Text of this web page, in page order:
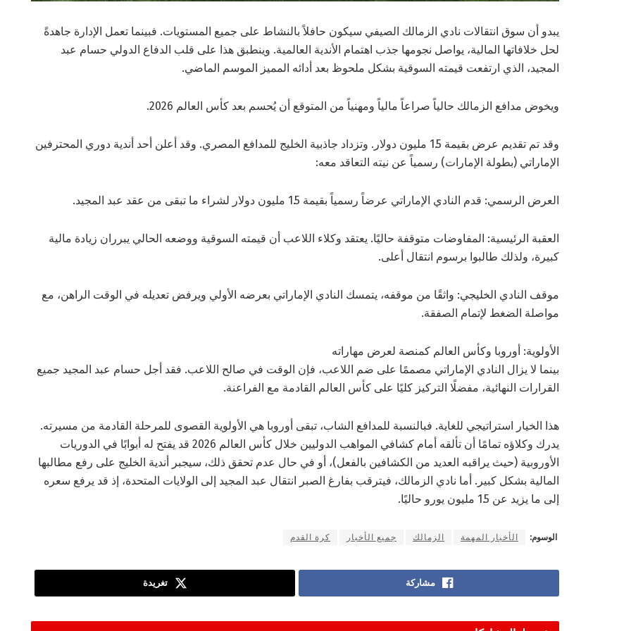
يبدو أن سوق انتقالات نادي الزمالك الصيفي سيكون حافلاً بالنشاط على جميع المستويات. فبينما تعمل الإدارة جاهدةً
لحل خلافاتها المالية، يواصل نجومها جذب اهتمام الأندية العالمية. وينطبق هذا على قلب الدفاع الدولي حسام عبد
المجيد، الذي ارتفعت قيمته السوقية بشكل ملحوظ بعد أدائه المميز الموسم الماضي.
ويخوض مدافع الزمالك حالياً صراعاً مالياً ومهنياً من المتوقع أن يُحسم بعد كأس العالم 2026.
وقد تم تقديم عرض بقيمة 1.5 مليون دولار. وتزداد جاذبية الخليج للمدافع المصري. وقد أعلن أحد أندية دوري المحترفين
الإماراتي (بطولة الإمارات) رسمياً عن نيته التعاقد معه:
العرض الرسمي: قدم النادي الإماراتي عرضاً رسمياً بقيمة 1.5 مليون دولار لشراء ما تبقى من عقد عبد المجيد.
العقبة الرئيسية: المفاوضات متوقفة حاليًا. يعتقد وكلاء اللاعب أن قيمته السوقية ووضعه الحالي يبرران زيادة مالية
كبيرة، ولذلك طالبوا برسوم انتقال أعلى.
موقف النادي الخليجي: واثقًا من موقفه، يتمسك النادي الإماراتي بعرضه الأولي ويرفض تعديله في الوقت الراهن، مع
مواصلة الضغط لإتمام الصفقة.
الأولوية: أوروبا وكأس العالم كمنصة لعرض مهاراته
بينما لا يزال النادي الإماراتي مصممًا على ضم اللاعب، فإن الوقت في صالح اللاعب. فقد أجل حسام عبد المجيد جميع
القرارات النهائية، مفضلًا التركيز كليًا على كأس العالم القادمة مع الفراعنة.
هذا الخيار استراتيجي للغاية. فبالنسبة للمدافع الشاب، تبقى أوروبا هي الأولوية القصوى للمرحلة القادمة من مسيرته.
يدرك وكلاؤه تمامًا أن تألقه أمام كشافي المواهب الدوليين خلال كأس العالم 2026 قد يفتح له أبوابًا في الدوريات
الأوروبية (حيث يراقبه العديد من الكشافين بالفعل)، أو في حال عدم تحقق ذلك، سيجبر أندية الخليج على رفع مطالبها
المالية بشكل كبير. أما نادي الزمالك، فيترقب بفارغ الصبر انتقال عبد المجيد إلى الولايات المتحدة، إذ قد يرفع سعره
إلى ما يزيد عن 1.5 مليون يورو حاليًا.
الوسوم: الأخبار المهمة الزمالك جميع الأخبار كرة القدم
مشاركة تغريدة